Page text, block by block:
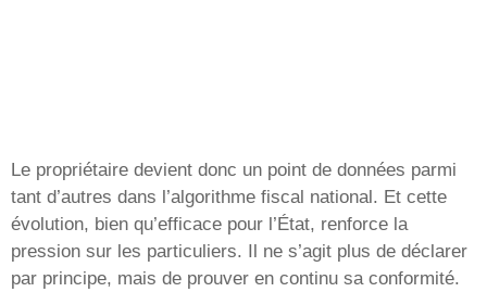
Le propriétaire devient donc un point de données parmi
tant d’autres dans l’algorithme fiscal national. Et cette
évolution, bien qu’efficace pour l’État, renforce la
pression sur les particuliers. Il ne s’agit plus de déclarer
par principe, mais de prouver en continu sa conformité.